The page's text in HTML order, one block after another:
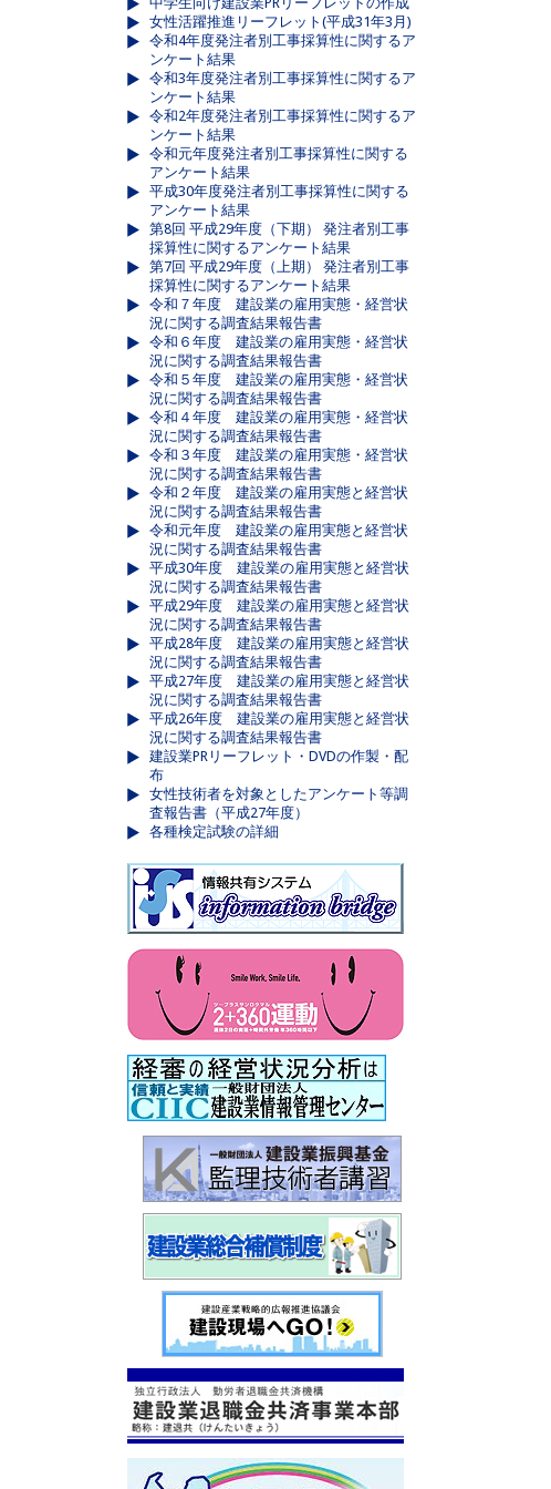
女性活躍推進リーフレット(平成31年3月)
令和4年度発注者別工事採算性に関するア
ンケート結果
令和3年度発注者別工事採算性に関するア
ンケート結果
令和2年度発注者別工事採算性に関するア
ンケート結果
令和元年度発注者別工事採算性に関する
アンケート結果
平成30年度発注者別工事採算性に関する
アンケート結果
第8回 平成29年度（下期） 発注者別工事
採算性に関するアンケート結果
第7回 平成29年度（上期） 発注者別工事
採算性に関するアンケート結果
令和７年度 建設業の雇用実態・経営状
況に関する調査結果報告書
令和６年度 建設業の雇用実態・経営状
況に関する調査結果報告書
令和５年度 建設業の雇用実態・経営状
況に関する調査結果報告書
令和４年度 建設業の雇用実態・経営状
況に関する調査結果報告書
令和３年度 建設業の雇用実態・経営状
況に関する調査結果報告書
令和２年度 建設業の雇用実態と経営状
況に関する調査結果報告書
令和元年度 建設業の雇用実態と経営状
況に関する調査結果報告書
平成30年度 建設業の雇用実態と経営状
況に関する調査結果報告書
平成29年度 建設業の雇用実態と経営状
況に関する調査結果報告書
平成28年度 建設業の雇用実態と経営状
況に関する調査結果報告書
平成27年度 建設業の雇用実態と経営状
況に関する調査結果報告書
平成26年度 建設業の雇用実態と経営状
況に関する調査結果報告書
建設業PRリーフレット・DVDの作製・配
布
女性技術者を対象としたアンケート等調
査報告書（平成27年度）
各種検定試験の詳細